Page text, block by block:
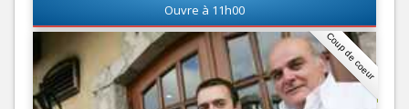
Ouvre à 11h00
Coup de coeur